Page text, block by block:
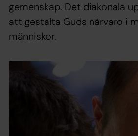
gemenskap. Det diakonala
att gestalta Guds närvaro i
människor.